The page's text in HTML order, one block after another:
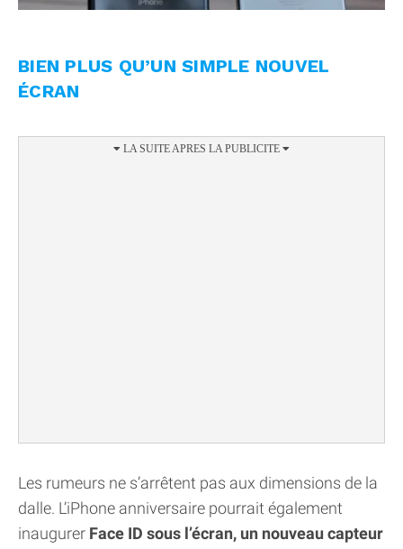
BIEN PLUS QU’UN SIMPLE NOUVEL
ÉCRAN
Les rumeurs ne s’arrêtent pas aux dimensions de la
dalle. L’iPhone anniversaire pourrait également
inaugurer Face ID sous l’écran, un nouveau capteur